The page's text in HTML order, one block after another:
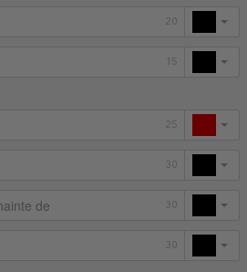
20
15
25
30
30
30